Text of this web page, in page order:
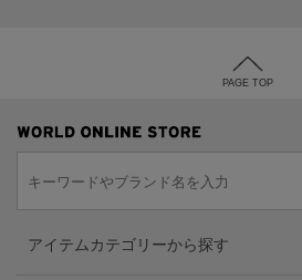
PAGE TOP
アイテムカテゴリーから探す